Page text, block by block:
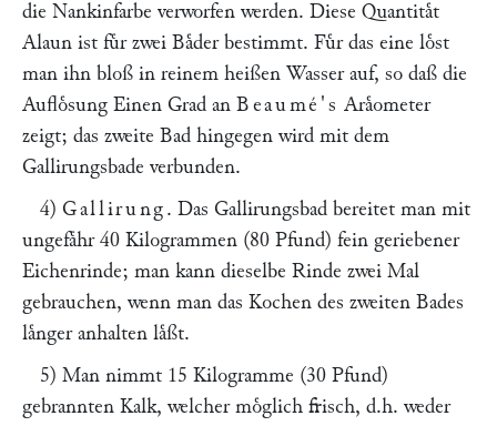
die Nankinfarbe verworfen werden. Diese Quantitaͤt
Alaun ist fuͤr zwei Baͤder bestimmt. Fuͤr das eine loͤst
man ihn bloß in reinem heißen Wasser auf, so daß die
Aufloͤsung Einen Grad an Beaumé's Araͤometer
zeigt; das zweite Bad hingegen wird mit dem
Gallirungsbade verbunden.
4) Gallirung . Das Gallirungsbad bereitet man mit
ungefaͤhr 40 Kilogrammen (80 Pfund) fein geriebener
Eichenrinde; man kann dieselbe Rinde zwei Mal
gebrauchen, wenn man das Kochen des zweiten Bades
laͤnger anhalten laͤßt.
5) Man nimmt 15 Kilogramme (30 Pfund)
gebrannten Kalk, welcher moͤglich frisch, d.h. weder